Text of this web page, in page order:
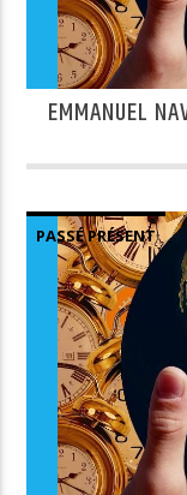
EMMANUEL
PASSÉ PRÉSENT